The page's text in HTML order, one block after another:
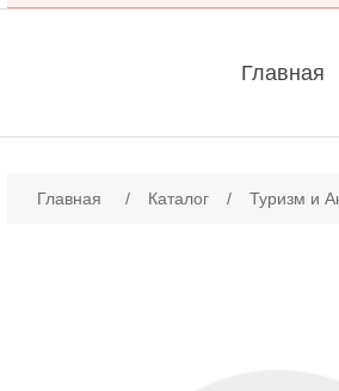
Главная
Главная / Каталог / Туризм и